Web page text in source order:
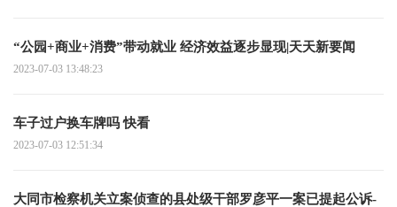
“公园+商业+消费”带动就业 经济效益逐步显现|天天新要闻
2023-07-03 13:48:23
车子过户换车牌吗 快看
2023-07-03 12:51:34
大同市检察机关立案侦查的县处级干部罗彦平一案已提起公诉-